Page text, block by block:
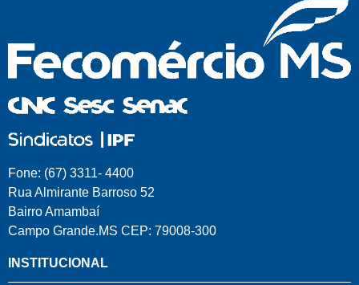
Fone: (67) 3311- 4400
Rua Almirante Barroso 52
Bairro Amambaí
Campo Grande.MS CEP: 79008-300
INSTITUCIONAL